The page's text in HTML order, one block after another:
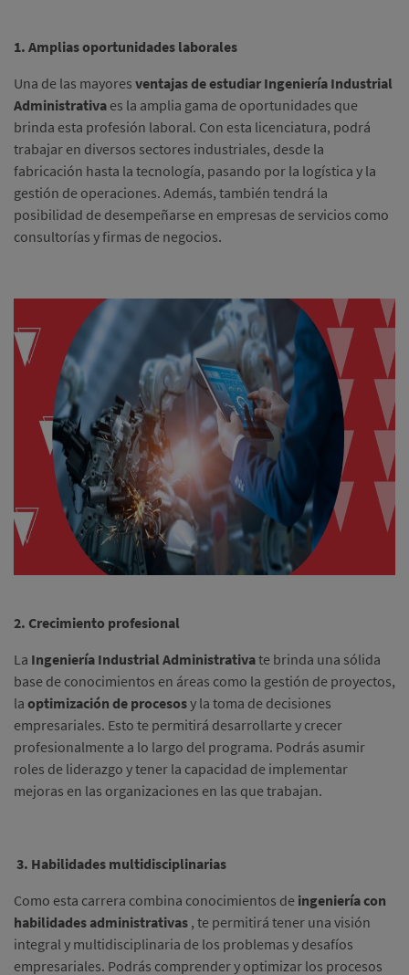
1. Amplias oportunidades laborales
Una de las mayores ventajas de estudiar Ingeniería Industrial
Administrativa es la amplia gama de oportunidades que
brinda esta profesión laboral. Con esta licenciatura, podrá
trabajar en diversos sectores industriales, desde la
fabricación hasta la tecnología, pasando por la logística y la
gestión de operaciones. Además, también tendrá la
posibilidad de desempeñarse en empresas de servicios como
consultorías y firmas de negocios.
2. Crecimiento profesional
La Ingeniería Industrial Administrativate brinda una sólida
base de conocimientos en áreas como la gestión de proyectos,
la optimización de procesosy la toma de decisiones
empresariales. Esto te permitirá desarrollarte y crecer
profesionalmente a lo largo del programa. Podrás asumir
roles de liderazgo y tener la capacidad de implementar
mejoras en las organizaciones en las que trabajan.
3. Habilidades multidisciplinarias
Como esta carrera combina conocimientos de ingeniería con
habilidades administrativas , te permitirá tener una visión
integral y multidisciplinaria de los problemas y desafíos
empresariales. Podrás comprender y optimizar los procesos